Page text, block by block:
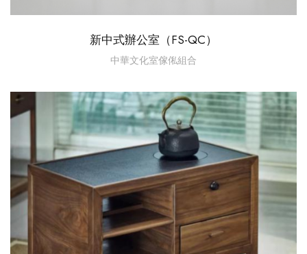
新中式辦公室（FS-QC）
中華文化室傢俬組合